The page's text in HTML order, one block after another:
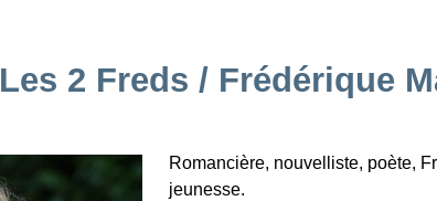
Les 2 Freds / Frédérique
Romancière, nouvelliste, poète,
jeunesse.